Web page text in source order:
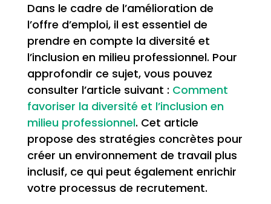
Dans le cadre de l’amélioration de
l’offre d’emploi, il est essentiel de
prendre en compte la diversité et
l’inclusion en milieu professionnel. Pour
approfondir ce sujet, vous pouvez
consulter l’article suivant : Comment
favoriser la diversité et l’inclusion en
milieu professionnel. Cet article
propose des stratégies concrètes pour
créer un environnement de travail plus
inclusif, ce qui peut également enrichir
votre processus de recrutement.